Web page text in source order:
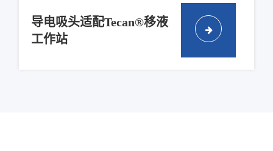
导电吸头适配Tecan®移液
工作站